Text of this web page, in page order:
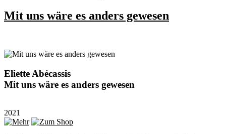
Mit uns wäre es anders gewesen
Eliette Abécassis
Mit uns wäre es anders gewesen
2021